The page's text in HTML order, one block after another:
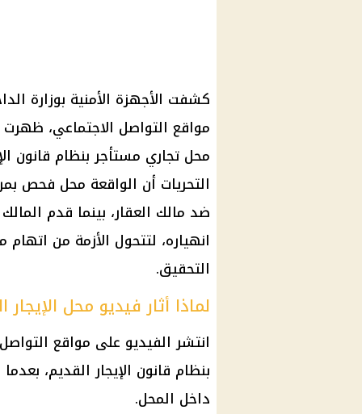
كشفت الأجهزة الأمنية بوزارة
مواقع التواصل الاجتماعي،
محل تجاري مستأجر بنظام قانون
التحريات أن الواقعة محل فحص
ضد مالك العقار، بينما قدم
انهياره، لتتحول الأزمة من
التحقيق.
لماذا أثار فيديو محل
انتشر الفيديو على مواقع
بنظام قانون الإيجار القديم،
داخل المحل.